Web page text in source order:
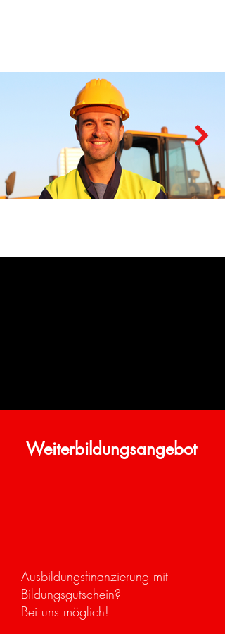
Weiterbildungsangebot
Ausbildungsfinanzierung mit
Bildungsgutschein?
Bei uns möglich!